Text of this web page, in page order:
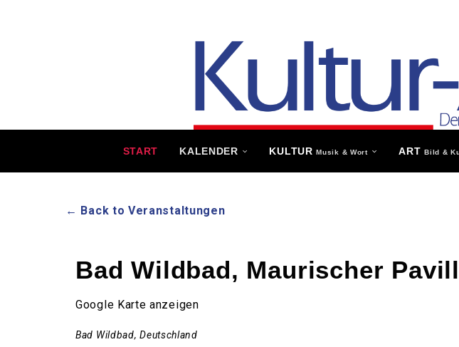
START KALENDER KULTURMusik & Wort ARTBild &
← Back to Veranstaltungen
Bad Wildbad, Maurischer
Google Karte anzeigen
Bad Wildbad, Deutschland